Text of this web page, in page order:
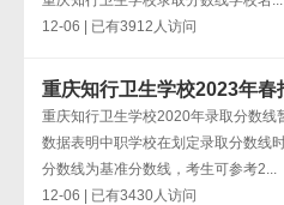
12-06 | 已有3912人访问
重庆知行卫生学校2023年春
重庆知行卫生学校2020年录取分数线
数据表明中职学校在划定录取分数线
分数线为基准分数线，考生可参考2...
12-06 | 已有3430人访问